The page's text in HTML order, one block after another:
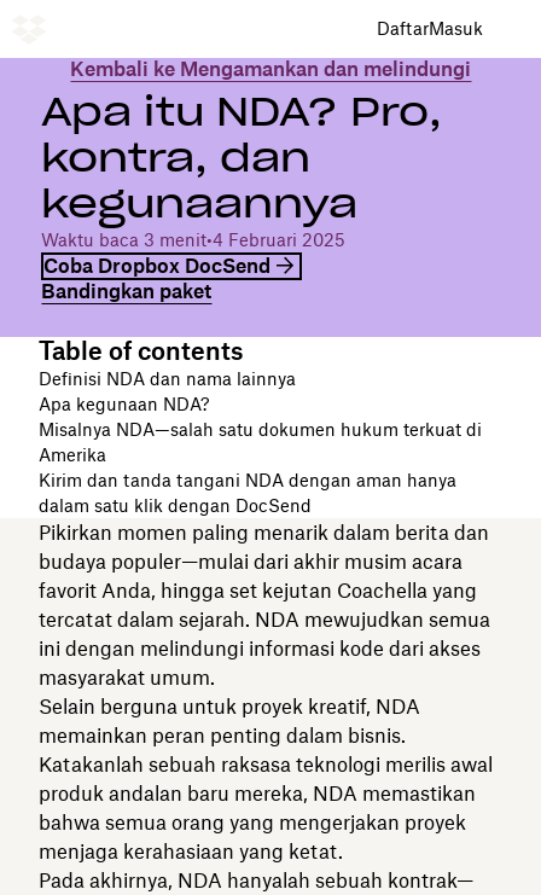
DaftarMasuk
Kembali ke Mengamankan dan melindungi
Apa itu NDA? Pro,
kontra, dan
kegunaannya
Waktu baca 3 menit•4 Februari 2025
Coba Dropbox DocSend
Bandingkan paket
Table of contents
Definisi NDA dan nama lainnya
Apa kegunaan NDA?
Misalnya NDA—salah satu dokumen hukum terkuat di
Amerika
Kirim dan tanda tangani NDA dengan aman hanya
dalam satu klik dengan DocSend
Pikirkan momen paling menarik dalam berita dan
budaya populer—mulai dari akhir musim acara
favorit Anda, hingga set kejutan Coachella yang
tercatat dalam sejarah. NDA mewujudkan semua
ini dengan melindungi informasi kode dari akses
masyarakat umum.
Selain berguna untuk proyek kreatif, NDA
memainkan peran penting dalam bisnis.
Katakanlah sebuah raksasa teknologi merilis awal
produk andalan baru mereka, NDA memastikan
bahwa semua orang yang mengerjakan proyek
menjaga kerahasiaan yang ketat.
Pada akhirnya, NDA hanyalah sebuah kontrak—